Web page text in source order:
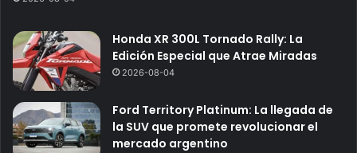
Honda XR 300L Tornado Rally: La
Edición Especial que Atrae Miradas
2026-08-04
Ford Territory Platinum: La llegada de
la SUV que promete revolucionar el
mercado argentino